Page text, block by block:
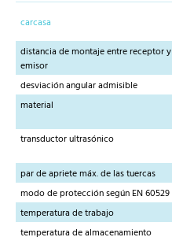
carcasa
distancia de montaje entre receptor y
emisor
desviación angular admisible
material
transductor ultrasónico
par de apriete máx. de las tuercas
modo de protección según EN 60529
temperatura de trabajo
temperatura de almacenamiento